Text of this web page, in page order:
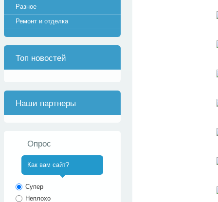
Разное
Ремонт и отделка
Топ новостей
Наши партнеры
Опрос
Как вам сайт?
Супер
Неплохо